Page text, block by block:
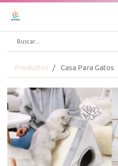
Productos Casa Para Gatos